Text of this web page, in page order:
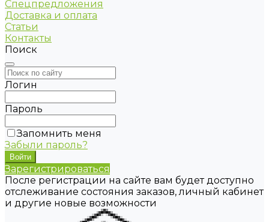
Спецпредложения
Доставка и оплата
Статьи
Контакты
Поиск
Логин
Пароль
Запомнить меня
Забыли пароль?
Зарегистрироваться
После регистрации на сайте вам будет доступно
отслеживание состояния заказов, личный кабинет
и другие новые возможности